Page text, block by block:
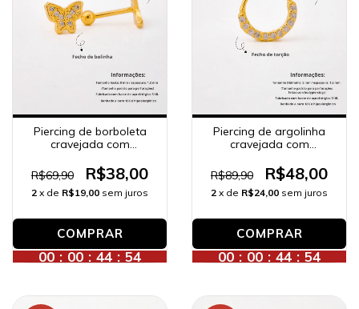
Piercing de borboleta
cravejada com
ouro 18K.
R$69,90 R$38,00
2 x de R$19,00 sem juros
00 : 00 : 44 : 52
Piercing de argolinha
cravejada com
banhado a ouro 18K.
R$89,90 R$48,00
2 x de R$24,00 sem juros
00 : 00 : 44 : 52